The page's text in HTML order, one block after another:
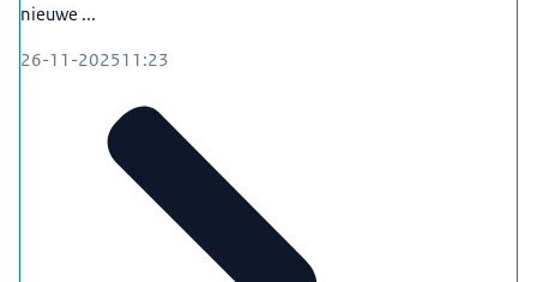
nieuwe ...
26-11-202511:23